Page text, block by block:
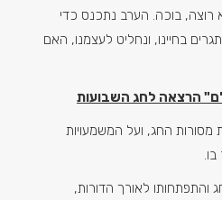
רוצה, בוכה. הערב נתכנס כדי
בחיינו, ונחליט לעצמנו, האם
הרצאה לחג השבועות
החג, ועל המשמעויות
לאורך הדורות,